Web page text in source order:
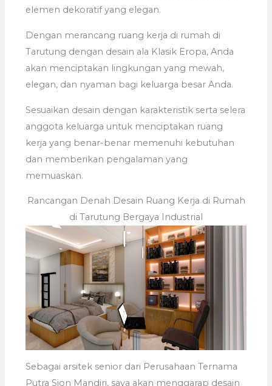
elemen dekoratif yang elegan.
Dengan merancang ruang kerja di rumah di
Tarutung dengan desain ala Klasik Eropa, Anda
akan menciptakan lingkungan yang mewah,
elegan, dan nyaman bagi keluarga besar Anda.
Sesuaikan desain dengan karakteristik serta selera
anggota keluarga untuk menciptakan ruang
kerja yang benar-benar memenuhi kebutuhan
dan memberikan pengalaman yang
memuaskan.
Rancangan Denah Desain Ruang Kerja di Rumah
di Tarutung Bergaya Industrial
Sebagai arsitek senior dari Perusahaan Ternama
Putra Sion Mandiri, saya akan menggarap desain